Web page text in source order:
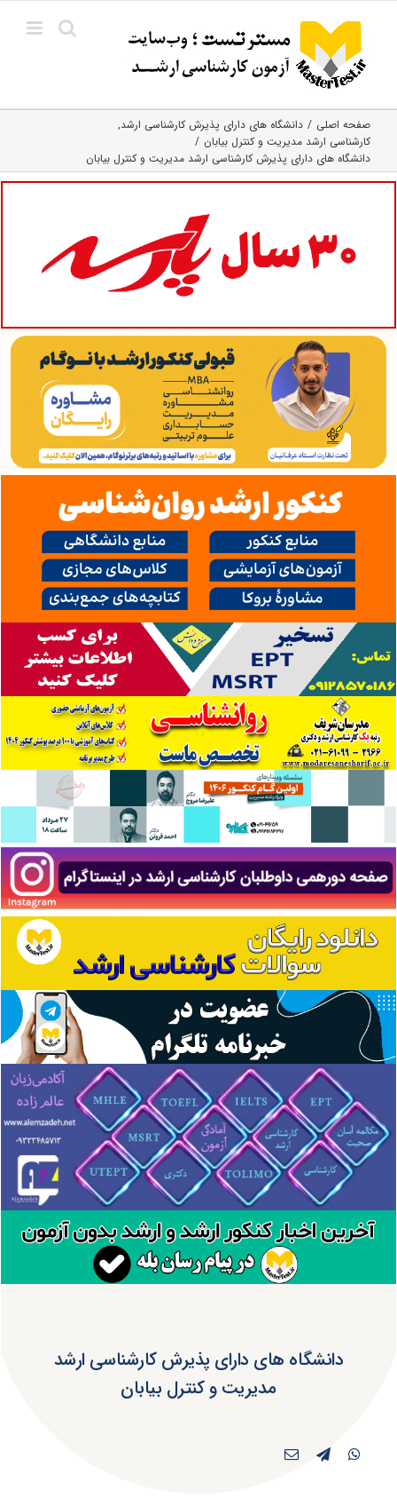
content
صفحه اصلی
دانشگاه های دارای پذیرش کارشناسی ارشد
کارشناسی ارشد مدیریت و کنترل بیابان
دانشگاه های دارای پذیرش کارشناسی ارشد مدیریت و کنترل بیابان
دانشگاه های دارای پذیرش کارشناسی ارشد
مدیریت و کنترل بیابان